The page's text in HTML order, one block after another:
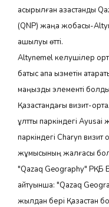
асырылған қазақстандық
(QNP) жаңа жобасы-
ашылуы өтті.
Altynemel келушілер
батыс қақпа қызметін
маңызды элементі
Қазақстандағы визит-
ұлттық паркіндегі
паркіндегі Charyn визит
жұмысының жалғасы
"Qazaq Geography" РҚБ
айтуынша: "Qazaq
жылдан бері Қазақстан